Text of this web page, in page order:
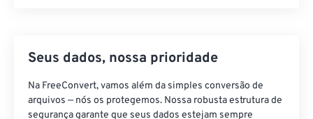
Seus dados, nossa prioridade
Na FreeConvert, vamos além da simples conversão de
arquivos — nós os protegemos. Nossa robusta estrutura de
segurança garante que seus dados estejam sempre